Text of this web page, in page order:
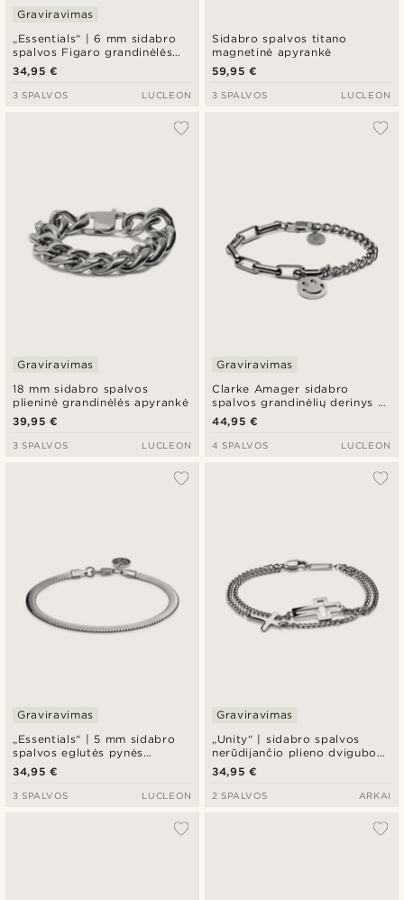
„Essentials“ | 6 mm sidabro
spalvos Figaro grandinėlės
apyrankė
Graviravimas
34,95 €
3 SPALVOS LUCLEON
Sidabro spalvos titano
magnetinė apyrankė
59,95 €
3 SPALVOS LUCLEON
18 mm sidabro spalvos
plieninė grandinėlės apyrankė
Graviravimas
39,95 €
3 SPALVOS LUCLEON
Clarke Amager sidabro
spalvos grandinėlių derinys su
šypsenos pakabuku
Graviravimas
44,95 €
4 SPALVOS LUCLEON
„Essentials“ | 5 mm sidabro
spalvos eglutės pynės
grandinėlės apyrankė
Graviravimas
34,95 €
3 SPALVOS LUCLEON
„Unity“ | sidabro spalvos
nerūdijančio plieno dvigubos
grandinėlės apyrankė su
kryžiumi
Graviravimas
34,95 €
2 SPALVOS ARKAI